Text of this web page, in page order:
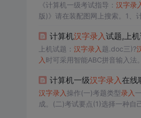
《计算机一级考试指导： 汉字录
版)》请在装配图网上搜索。1、
动锁定计算机，考生将不能再...
计算机汉字录入试题,上机
上机试题： 汉字录入 题.doc三)?
入 时可采用智能ABC拼音输入
计算机一级汉字录入在线
汉字录入操作(一)考题类型录入
成。(二)考试要点(1)选择一种自